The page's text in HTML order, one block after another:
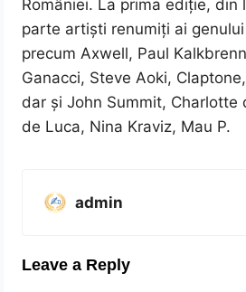
României. La prima ediție, din
parte artiști renumiți ai
precum Axwell, Paul
Ganacci, Steve Aoki,
dar și John Summit, Charlotte
de Luca, Nina Kraviz, Mau P.
admin
Leave a Reply